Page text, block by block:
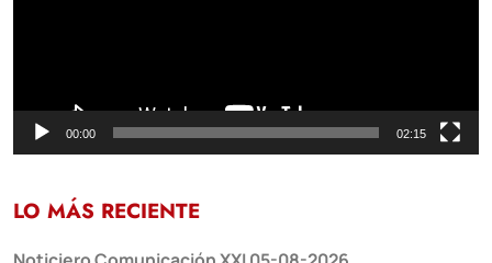
00:00 02:15
LO MÁS RECIENTE